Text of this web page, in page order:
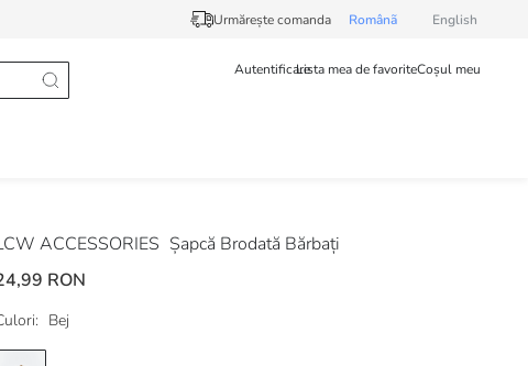
Urmărește comanda Românã English
AutentificareLista mea de favoriteCoșul meu
ACCESSORIES Șapcă Brodată Bărbați
RON
Bej